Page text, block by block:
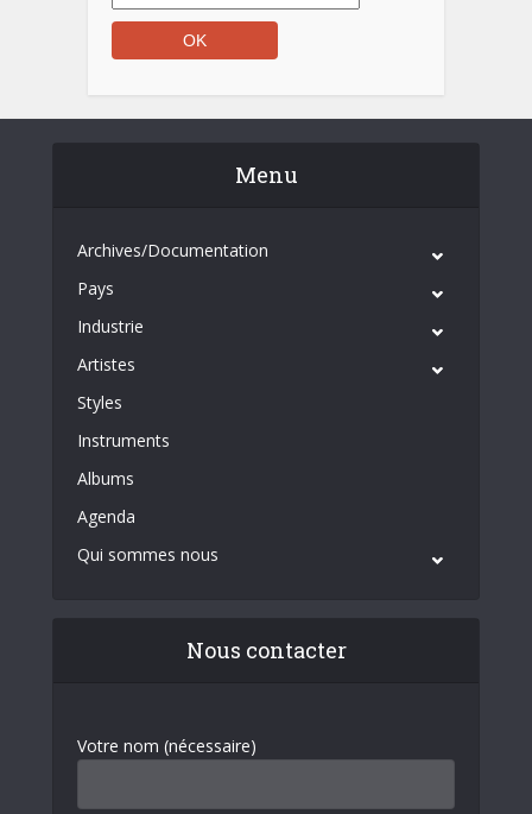
Menu
Archives/Documentation
Pays
Industrie
Artistes
Styles
Instruments
Albums
Agenda
Qui sommes nous
Nous contacter
Votre nom (nécessaire)